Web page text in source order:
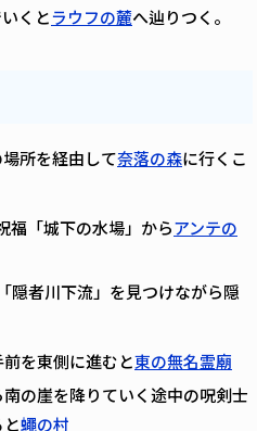
くとラウフの麓へ辿りつく。
所を経由して奈落の森に行くこ
福「城下の水場」からアンテの
隠者川下流」を見つけながら隠
を東側に進むと東の無名霊廟
の崖を降りていく途中の呪剣士
蠅の村